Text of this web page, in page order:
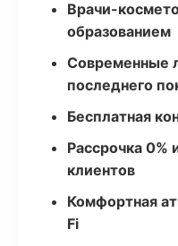
Врачи-
образованием
Современные
последнего
Бесплатная
Рассрочка 0%
клиентов
Комфортная
Fi